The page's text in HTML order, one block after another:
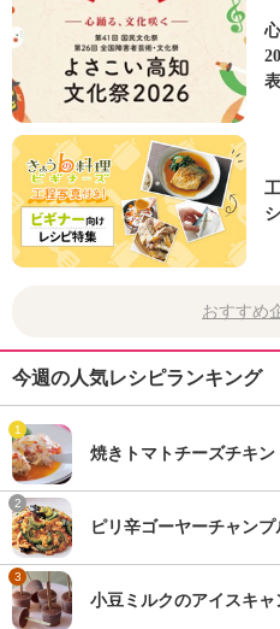
おすすめ
今週の人気レシピランキング
1
焼きトマトチーズチキン
2
ピリ辛ゴーヤーチャンプ
3
小豆ミルクのアイスキャ